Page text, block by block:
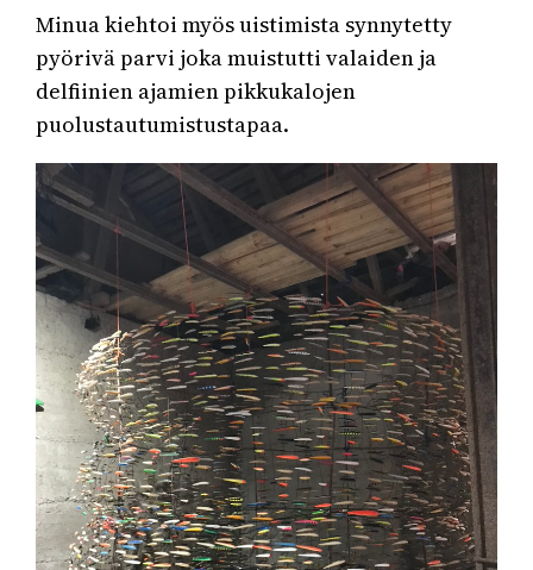
Minua kiehtoi myös uistimista synnytetty
pyörivä parvi joka muistutti valaiden ja
delfiinien ajamien pikkukalojen
puolustautumistustapaa.